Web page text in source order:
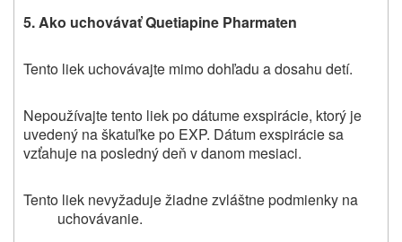
5. Ako uchovávaťQuetiapine Pharmaten
Tento liek uchovávajte mimo dohľadu a dosahu detí.
Nepoužívajtetento liekpo dátume exspirácie, ktorý je
uvedený na škatuľke po EXP. Dátum exspirácie sa
vzťahuje na posledný deň v danom mesiaci.
Tento liek nevyžaduje žiadne zvláštne podmienky na
uchovávanie.